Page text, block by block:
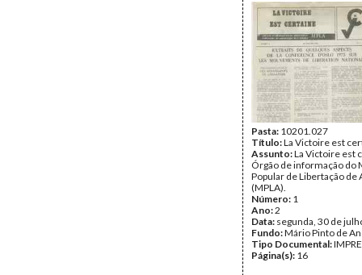
Fundo:Arquivo Mário
Andrade
Tipo Documental:
Página(s):5
Pasta: 10201.027
Título:La Victoire est
Assunto:La Victoire est
Órgão de informação do
Popular de Libertação de
(MPLA).
Número: 1
Ano:2
Data: segunda, 30 de
Fundo:Mário Pinto de
Tipo Documental:
Página(s): 16